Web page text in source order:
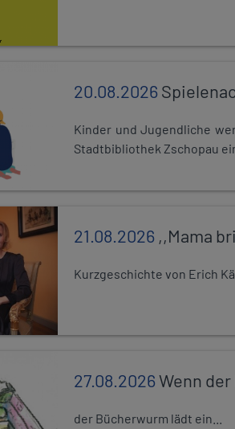
20.08.2026
Kinder und Jugendliche
Stadtbibliothek Zschopau
21.08.2026 ,,Mama
Kurzgeschichte von Erich
27.08.2026Wenn
der Bücherwurm lädt ein...